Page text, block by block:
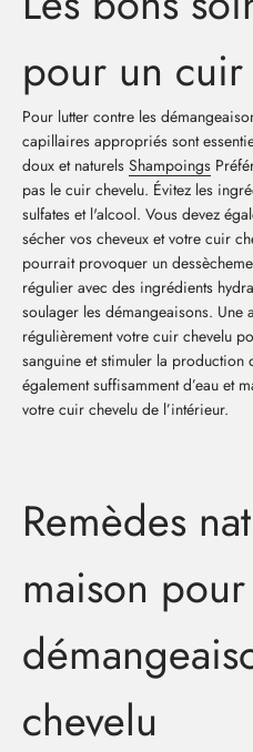
pour un cuir
Pour lutter contre les
capillaires appropriés sont
doux et naturels Shampoings
pas le cuir chevelu. Évitez les
sulfates et l'alcool. Vous devez
sécher vos cheveux et votre cuir
pourrait provoquer un
régulier avec des ingrédients
soulager les démangeaisons. Une
régulièrement votre cuir chevelu
sanguine et stimuler la production
également suffisamment d’eau et
votre cuir chevelu de l’intérieur.
Remèdes
maison
chevelu